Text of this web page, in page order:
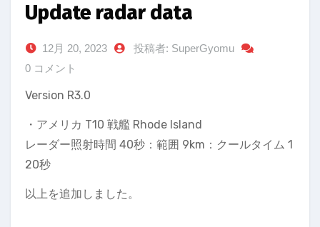
Update radar data
12月 20, 2023
投稿者: SuperGyomu
0 コメント
Version R3.0
・アメリカ T10 戦艦 Rhode Island
レーダー照射時間 40秒：範囲 9km：クールタイム 1
20秒
以上を追加しました。